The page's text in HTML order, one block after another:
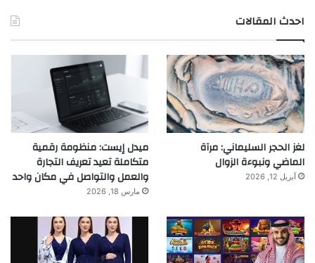
احدث المقالات
لغز الحجر السليماني: مرآة
الماضي ونبوءة الزوال
أبريل 12, 2026
ميدل إيست: منظومة رقمية
متكاملة تعيد تعريف التجارة
والعمل والتواصل في مكان واحد
مارس 18, 2026